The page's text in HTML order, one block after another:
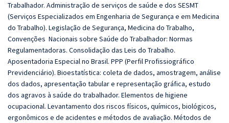
Trabalhador. Administração de serviços de saúde e dos SESMT
(Serviços Especializados em Engenharia de Segurança e em Medicina
do Trabalho). Legislação de Segurança, Medicina do Trabalho,
Convenções Nacionais sobre Saúde do Trabalhador: Normas
Regulamentadoras. Consolidação das Leis do Trabalho.
Aposentadoria Especial no Brasil. PPP (Perfil Profissiográfico
Previdenciário). Bioestatística: coleta de dados, amostragem, análise
dos dados, apresentação tabular e representação gráfica, estudo
dos agravos à saúde do trabalhador. Elementos de higiene
ocupacional. Levantamento dos riscos físicos, químicos, biológicos,
ergonômicos e de acidentes e métodos de avaliação. Métodos de